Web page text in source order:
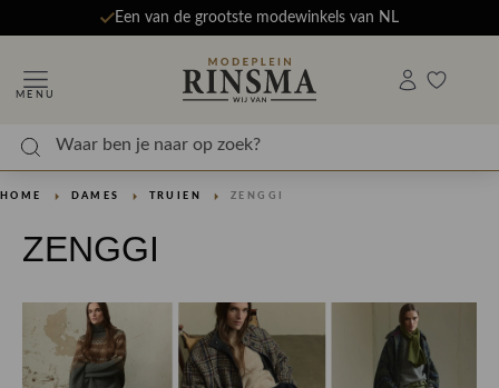
Een van de grootste modewinkels van NL
MENU
HOME DAMES TRUIEN ZENGGI
ZENGGI